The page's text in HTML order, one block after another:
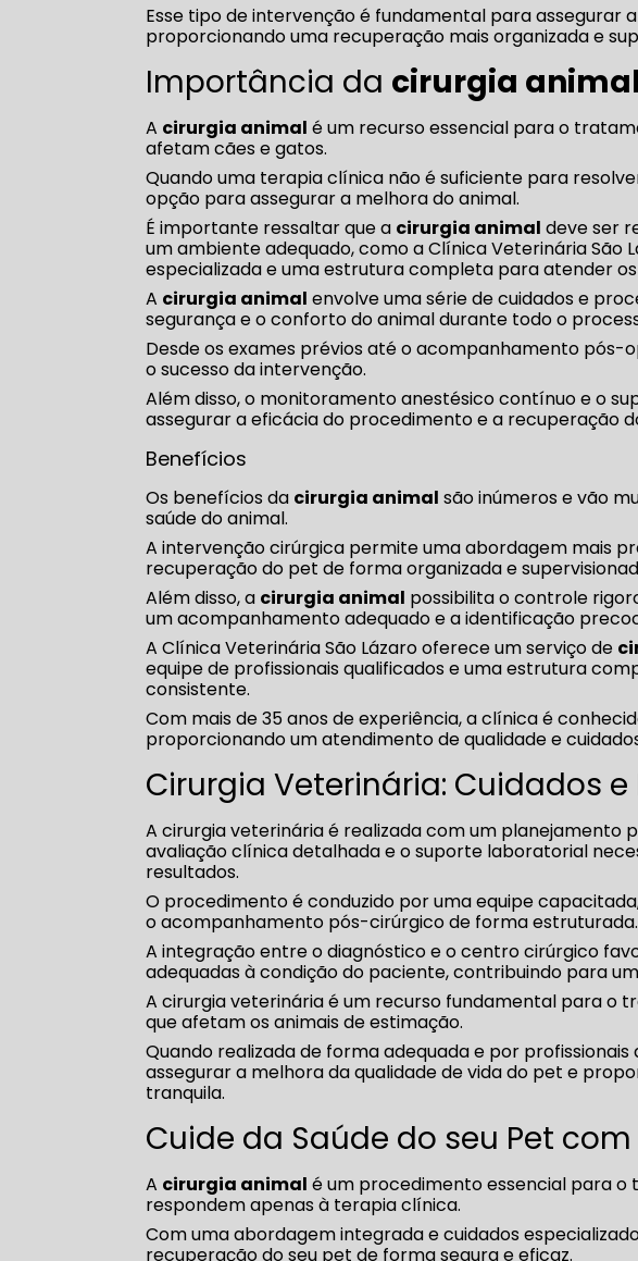
Esse tipo de intervenção é fundamental para assegurar
proporcionando uma recuperação mais organizada e
Importância da cirurgia animal
A cirurgia animal é um recurso essencial para o
afetam cães e gatos.
Quando uma terapia clínica não é suficiente para
opção para assegurar a melhora do animal.
É importante ressaltar que a cirurgia animal deve ser
um ambiente adequado, como a Clínica Veterinária São
especializada e uma estrutura completa para atender
A cirurgia animal envolve uma série de cuidados e
segurança e o conforto do animal durante todo o
Desde os exames prévios até o acompanhamento
o sucesso da intervenção.
Além disso, o monitoramento anestésico contínuo e o
assegurar a eficácia do procedimento e a recuperação
Benefícios
Os benefícios da cirurgia animal são inúmeros e vão
saúde do animal.
A intervenção cirúrgica permite uma abordagem mais
recuperação do pet de forma organizada e
Além disso, a cirurgia animal possibilita o controle
um acompanhamento adequado e a identificação
A Clínica Veterinária São Lázaro oferece um serviço de
equipe de profissionais qualificados e uma estrutura
consistente.
Com mais de 35 anos de experiência, a clínica é
proporcionando um atendimento de qualidade e
Cirurgia Veterinária: Cuidados
A cirurgia veterinária é realizada com um planejamento
avaliação clínica detalhada e o suporte laboratorial
resultados.
O procedimento é conduzido por uma equipe
o acompanhamento pós-cirúrgico de forma estruturada.
A integração entre o diagnóstico e o centro cirúrgico
adequadas à condição do paciente, contribuindo para
A cirurgia veterinária é um recurso fundamental para o
que afetam os animais de estimação.
Quando realizada de forma adequada e por
assegurar a melhora da qualidade de vida do pet e
tranquila.
Cuide da Saúde do seu Pet com
A cirurgia animal é um procedimento essencial para o
respondem apenas à terapia clínica.
Com uma abordagem integrada e cuidados
recuperação do seu pet de forma segura e eficaz.